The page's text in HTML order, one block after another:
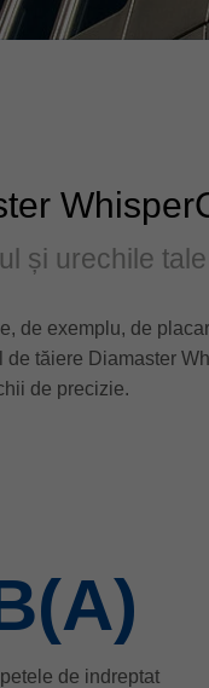
și urechile tale
de exemplu, de
tăiere Diamaster
de precizie.
de indreptat